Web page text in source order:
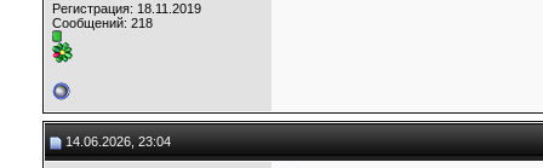
Регистрация: 18.11.2019
Сообщений: 218
14.06.2026, 23:04